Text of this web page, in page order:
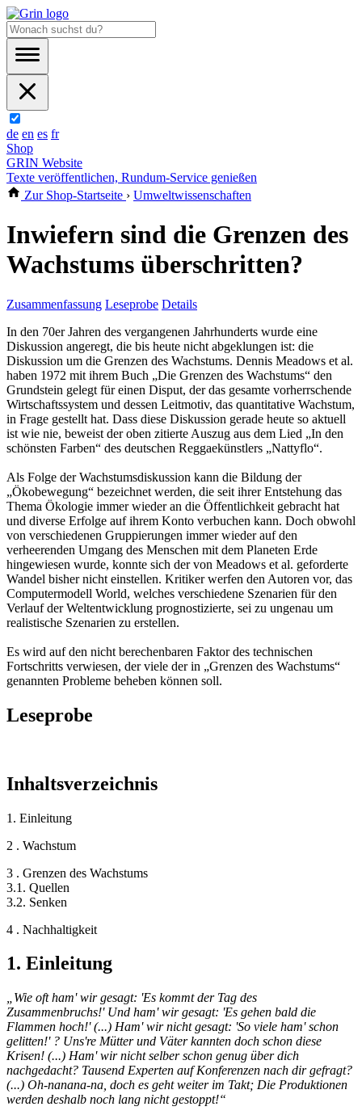
de en es fr
Shop
GRIN Website
Texte veröffentlichen, Rundum-Service genießen
Zur Shop-Startseite › Umweltwissenschaften
Inwiefern sind die Grenzen des
Wachstums überschritten?
Zusammenfassung Leseprobe Details
In den 70er Jahren des vergangenen Jahrhunderts wurde eine
Diskussion angeregt, die bis heute nicht abgeklungen ist: die
Diskussion um die Grenzen des Wachstums. Dennis Meadows et al.
haben 1972 mit ihrem Buch „Die Grenzen des Wachstums“ den
Grundstein gelegt für einen Disput, der das gesamte vorherrschende
Wirtschaftssystem und dessen Leitmotiv, das quantitative Wachstum,
in Frage gestellt hat. Dass diese Diskussion gerade heute so aktuell
ist wie nie, beweist der oben zitierte Auszug aus dem Lied „In den
schönsten Farben“ des deutschen Reggaekünstlers „Nattyflo“.
Als Folge der Wachstumsdiskussion kann die Bildung der
„Ökobewegung“ bezeichnet werden, die seit ihrer Entstehung das
Thema Ökologie immer wieder an die Öffentlichkeit gebracht hat
und diverse Erfolge auf ihrem Konto verbuchen kann. Doch obwohl
von verschiedenen Gruppierungen immer wieder auf den
verheerenden Umgang des Menschen mit dem Planeten Erde
hingewiesen wurde, konnte sich der von Meadows et al. geforderte
Wandel bisher nicht einstellen. Kritiker werfen den Autoren vor, das
Computermodell World, welches verschiedene Szenarien für den
Verlauf der Weltentwicklung prognostizierte, sei zu ungenau um
realistische Szenarien zu erstellen.
Es wird auf den nicht berechenbaren Faktor des technischen
Fortschritts verwiesen, der viele der in „Grenzen des Wachstums“
genannten Probleme beheben können soll.
Leseprobe
Inhaltsverzeichnis
1. Einleitung
2 . Wachstum
3 . Grenzen des Wachstums
3.1. Quellen
3.2. Senken
4 . Nachhaltigkeit
1. Einleitung
„Wie oft ham' wir gesagt: 'Es kommt der Tag des
Zusammenbruchs!' Und ham' wir gesagt: 'Es gehen bald die
Flammen hoch!' (...) Ham' wir nicht gesagt: 'So viele ham' schon
gelitten!' ? Uns're Mütter und Väter kannten doch schon diese
Krisen! (...) Ham' wir nicht selber schon genug über dich
nachgedacht? Tausend Experten auf Konferenzen nach dir gefragt?
(...) Oh-nanana-na, doch es geht weiter im Takt; Die Produktionen
werden deshalb noch lang nicht gestoppt!“